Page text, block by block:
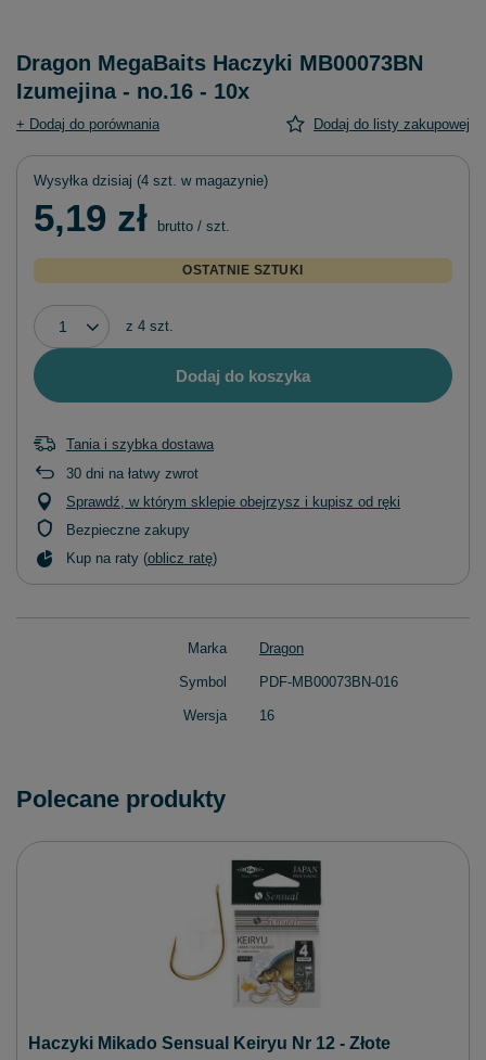
Dragon MegaBaits Haczyki MB00073BN
Izumejina - no.16 - 10x
+ Dodaj do porównania Dodaj do listy zakupowej
Wysyłka dzisiaj (4 szt. w magazynie)
5,19 zł brutto / szt.
OSTATNIE SZTUKI
z 4 szt.
Dodaj do koszyka
Tania i szybka dostawa
30 dni na łatwy zwrot
Sprawdź, w którym sklepie obejrzysz i kupisz od ręki
Bezpieczne zakupy
Kup na raty (oblicz ratę)
Marka Dragon
Symbol PDF-MB00073BN-016
Wersja 16
Polecane produkty
Haczyki Mikado Sensual Keiryu Nr 12 - Złote